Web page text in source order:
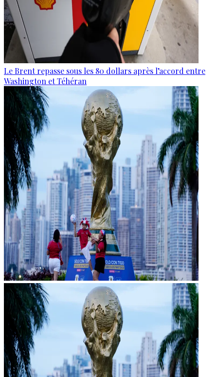
Le Brent repasse sous les 80 dollars après l’accord entre
Washington et Téhéran